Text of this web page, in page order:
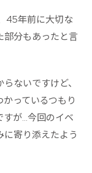
45年前に大切な
部分もあったと言
ないですけど、
っているつもり
すが…今回のイベ
寄り添えたよう